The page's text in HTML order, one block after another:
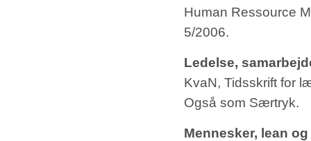
Human Ressource
5/2006.
Ledelse,
KvaN, Tidsskrift for
Også som Særtryk.
Mennesker, lean